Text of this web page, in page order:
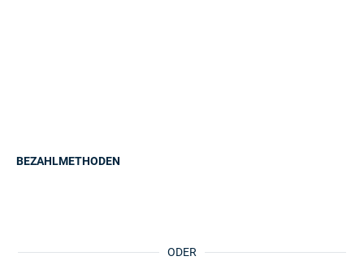
ODER
BEZAHLMETHODEN